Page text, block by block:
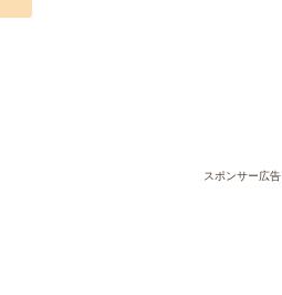
スポンサー広告